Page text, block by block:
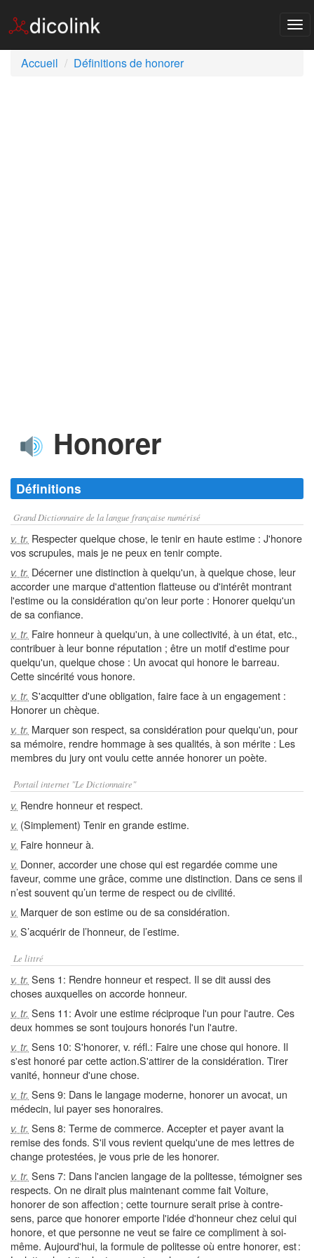
Accueil
Définitions de honorer
Honorer
Définitions
Grand Dictionnaire de la langue française numérisé
v. tr. Respecter quelque chose, le tenir en haute estime : J'honore
vos scrupules, mais je ne peux en tenir compte.
v. tr. Décerner une distinction à quelqu'un, à quelque chose, leur
accorder une marque d'attention flatteuse ou d'intérêt montrant
l'estime ou la considération qu'on leur porte : Honorer quelqu'un
de sa confiance.
v. tr. Faire honneur à quelqu'un, à une collectivité, à un état, etc.,
contribuer à leur bonne réputation ; être un motif d'estime pour
quelqu'un, quelque chose : Un avocat qui honore le barreau.
Cette sincérité vous honore.
v. tr. S'acquitter d'une obligation, faire face à un engagement :
Honorer un chèque.
v. tr. Marquer son respect, sa considération pour quelqu'un, pour
sa mémoire, rendre hommage à ses qualités, à son mérite : Les
membres du jury ont voulu cette année honorer un poète.
Portail internet "Le Dictionnaire"
v. Rendre honneur et respect.
v. (Simplement) Tenir en grande estime.
v. Faire honneur à.
v. Donner, accorder une chose qui est regardée comme une
faveur, comme une grâce, comme une distinction. Dans ce sens il
n’est souvent qu’un terme de respect ou de civilité.
v. Marquer de son estime ou de sa considération.
v. S’acquérir de l’honneur, de l’estime.
Le littré
v. tr. Sens 1: Rendre honneur et respect. Il se dit aussi des
choses auxquelles on accorde honneur.
v. tr. Sens 11: Avoir une estime réciproque l'un pour l'autre. Ces
deux hommes se sont toujours honorés l'un l'autre.
v. tr. Sens 10: S'honorer, v. réfl.: Faire une chose qui honore. Il
s'est honoré par cette action.S'attirer de la considération. Tirer
vanité, honneur d'une chose.
v. tr. Sens 9: Dans le langage moderne, honorer un avocat, un
médecin, lui payer ses honoraires.
v. tr. Sens 8: Terme de commerce. Accepter et payer avant la
remise des fonds. S'il vous revient quelqu'une de mes lettres de
change protestées, je vous prie de les honorer.
v. tr. Sens 7: Dans l'ancien langage de la politesse, témoigner ses
respects. On ne dirait plus maintenant comme fait Voiture,
honorer de son affection ; cette tournure serait prise à contre-
sens, parce que honorer emporte l'idée d'honneur chez celui qui
honore, et que personne ne veut se faire ce compliment à soi-
même. Aujourd'hui, la formule de politesse où entre honorer, est :